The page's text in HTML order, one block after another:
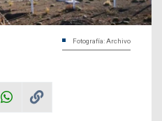
Fotografía: Archivo